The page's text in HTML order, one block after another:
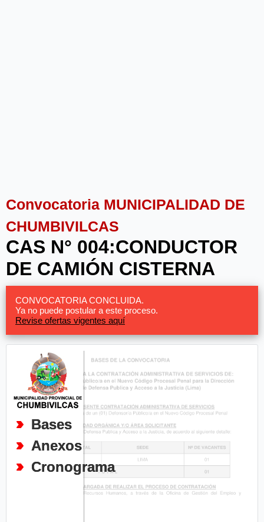
Convocatoria MUNICIPALIDAD DE
CHUMBIVILCAS
CAS N° 004:CONDUCTOR
DE CAMIÓN CISTERNA
CONVOCATORIA CONCLUIDA.
Ya no puede postular a este proceso.
Revise ofertas vigentes aquí
Bases
Anexos
Cronograma